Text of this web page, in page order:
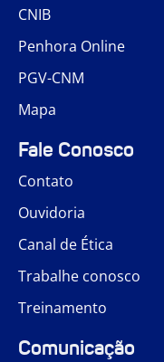
CNIB
Penhora Online
PGV-CNM
Mapa
Fale Conosco
Contato
Ouvidoria
Canal de Ética
Trabalhe conosco
Treinamento
Comunicação